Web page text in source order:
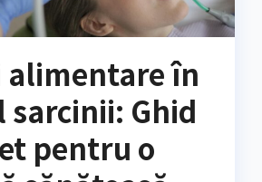
alimentare în
Ghid
pentru o